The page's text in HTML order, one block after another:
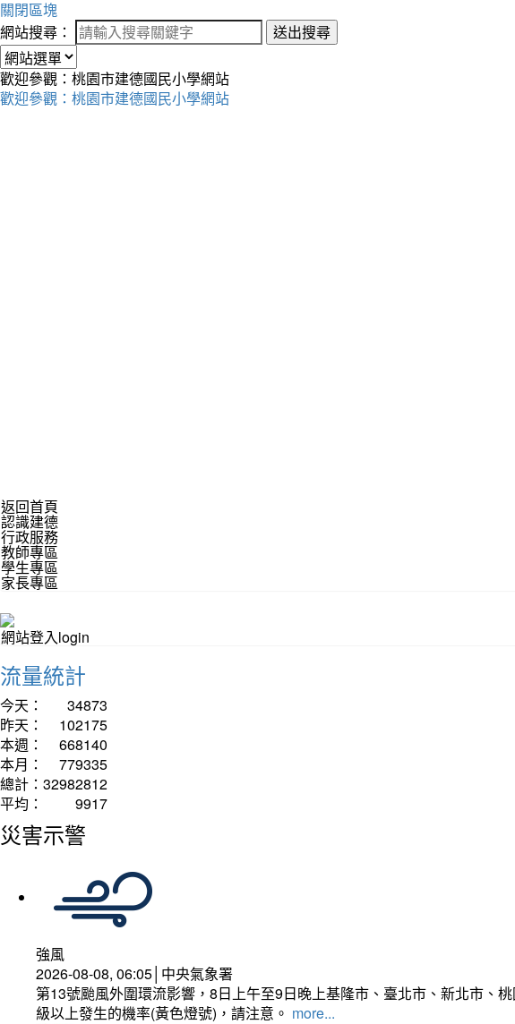
關閉區塊
網站搜尋：
送出搜尋
歡迎參觀：桃園市建德國民小學網站
歡迎參觀：桃園市建德國民小學網站
返回首頁
認識建德
行政服務
教師專區
學生專區
家長專區
網站登入login
流量統計
今天：
34873
昨天：
102175
本週：
668140
本月：
779335
總計： 32982812
平均：
9917
災害示警
強風
2026-08-08, 06:05│中央氣象署
第13號颱風外圍環流影響，8日上午至9日晚上基隆市、臺北市、新北市、
級以上發生的機率(黃色燈號)，請注意。 more...